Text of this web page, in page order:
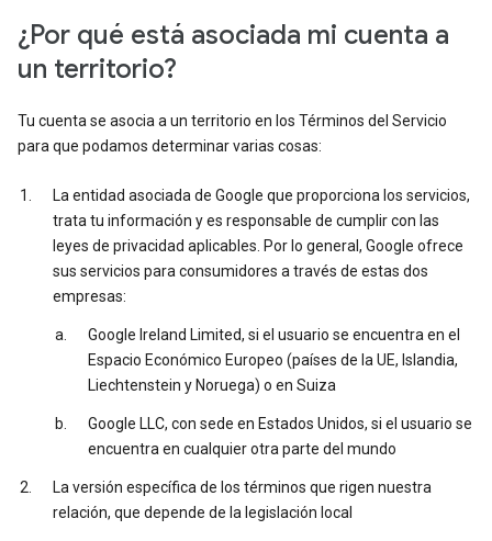
¿Por qué está asociada mi cuenta a
un territorio?
Tu cuenta se asocia a un territorio en los Términos del Servicio
para que podamos determinar varias cosas:
La entidad asociada de Google que proporciona los servicios,
trata tu información y es responsable de cumplir con las
leyes de privacidad aplicables. Por lo general, Google ofrece
sus servicios para consumidores a través de estas dos
empresas:
Google Ireland Limited, si el usuario se encuentra en el
Espacio Económico Europeo (países de la UE, Islandia,
Liechtenstein y Noruega) o en Suiza
Google LLC, con sede en Estados Unidos, si el usuario se
encuentra en cualquier otra parte del mundo
La versión específica de los términos que rigen nuestra
relación, que depende de la legislación local